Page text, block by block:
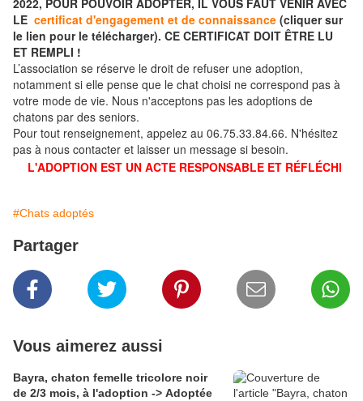
2022, POUR POUVOIR ADOPTER, IL VOUS FAUT VENIR AVEC
LE certificat d'engagement et de connaissance (cliquer sur
le lien pour le télécharger). CE CERTIFICAT DOIT ÊTRE LU
ET REMPLI !
L’association se réserve le droit de refuser une adoption,
notamment si elle pense que le chat choisi ne correspond pas à
votre mode de vie. Nous n'acceptons pas les adoptions de
chatons par des seniors.
Pour tout renseignement, appelez au 06.75.33.84.66. N'hésitez
pas à nous contacter et laisser un message si besoin.
L'ADOPTION EST UN ACTE RESPONSABLE ET RÉFLÉCHI
#Chats adoptés
Partager
Vous aimerez aussi
Bayra, chaton femelle tricolore noir
de 2/3 mois, à l'adoption -> Adoptée